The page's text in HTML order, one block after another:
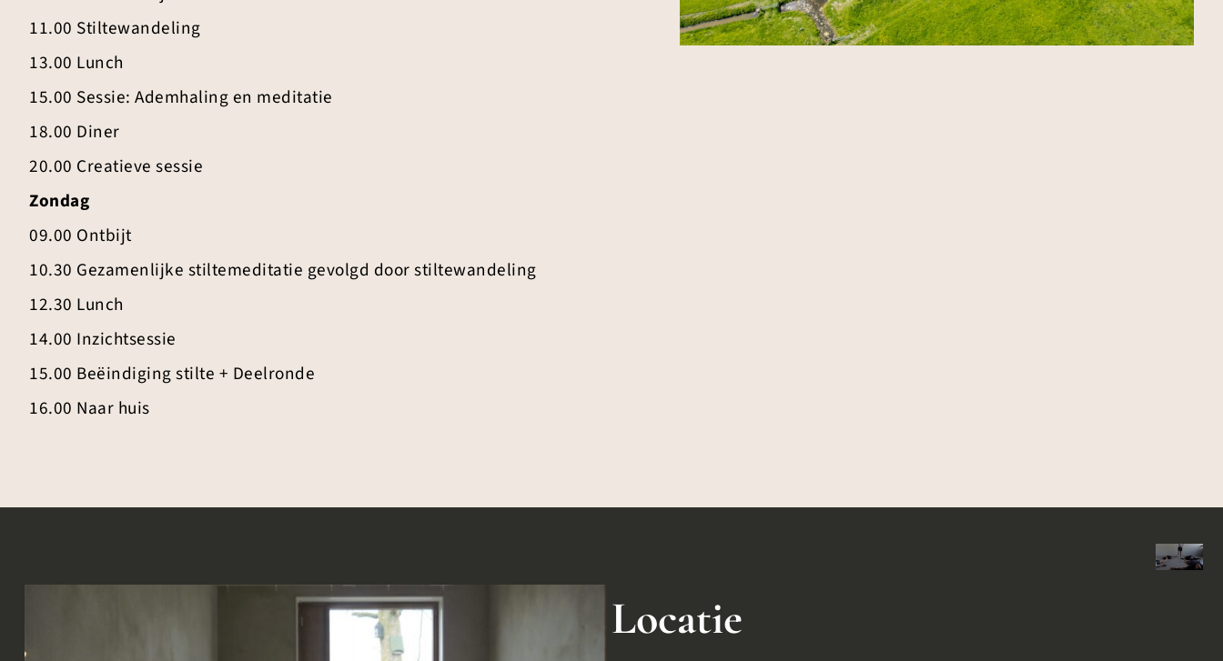
11.00 Stiltewandeling
13.00 Lunch
15.00 Sessie: Ademhaling en meditatie
18.00 Diner
20.00 Creatieve sessie
Zondag
09.00 Ontbijt
10.30 Gezamenlijke stiltemeditatie gevolgd door stiltewandeling
12.30 Lunch
14.00 Inzichtsessie
15.00 Beëindiging stilte + Deelronde
16.00 Naar huis
Locatie